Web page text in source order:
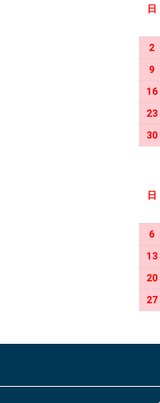
日
2
9
16
23
30
日
6
13
20
27